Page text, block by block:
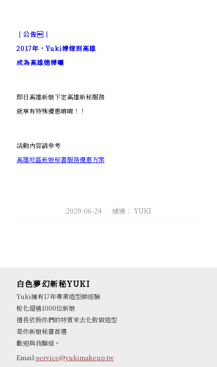
｜公告｜
2017年，Yuki婦嫁到高雄
成為高雄媳婦囉
即日高雄新娘下定高雄新秘服務
就享有特殊優惠唷唷！！
活動內容請參考
高雄地區新娘秘書服務優惠方案
2020-06-24
/ 通過： YUKI
白色夢幻新秘YUKI
Yuki擁有17年專業造型師經驗
梳化超過1000位新娘
擅長依照你們的特質來去化妝做造型
是你新娘秘書首選
歡迎與我聯絡。
Email:service@yukimakeup.tw